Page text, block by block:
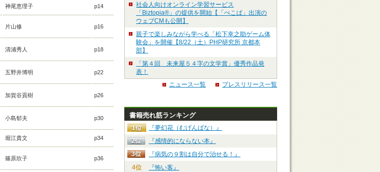
神尾恵理子 p14
片山修 p16
清浦秀人 p18
五野井博明 p22
加賀谷貢樹 p26
小島郁夫 p30
堀江貴文 p34
篠原欣子 p36
社会人向けオンライン学習サービス
「Biztopia®」の提供を開始【「ぺこぱ」出演の
ウェブCMも公開】
親子で楽しみながら学べる「松下幸之助ゲーム体
験会」を開催【8/22（土）PHP研究所 京都本
部】
「第４回 未来屋５４字の文学賞」優秀作品発
表！
ニュース一覧
プレスリリース一覧
書籍売れ筋ランキング
『夢幻花（むげんばな）』
『感情的にならない本』
『病気の９割は自分で治せる！』
4位
『怖い客』